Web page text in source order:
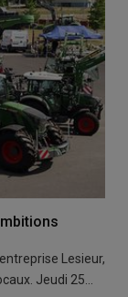
Lesieur,
Jeudi 25…